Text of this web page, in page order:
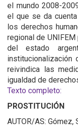
el mundo 2008-
el que se da
los derechos
regional de
del estado
institucionalización
reivindica las
igualdad de
Texto completo:
PROSTITUCIÓN
AUTOR/AS: Gómez,